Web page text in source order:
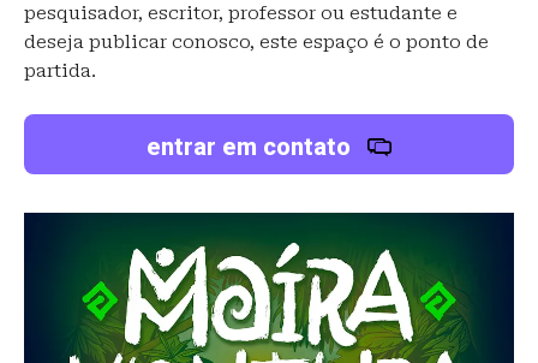
pesquisador, escritor, professor ou estudante e
deseja publicar conosco, este espaço é o ponto de
partida.
entrar em contato